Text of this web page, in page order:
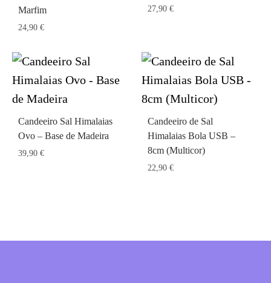
Marfim
24,90 €
27,90 €
Candeeiro Sal Himalaias
Ovo – Base de Madeira
39,90 €
Candeeiro de Sal
Himalaias Bola USB –
8cm (Multicor)
22,90 €